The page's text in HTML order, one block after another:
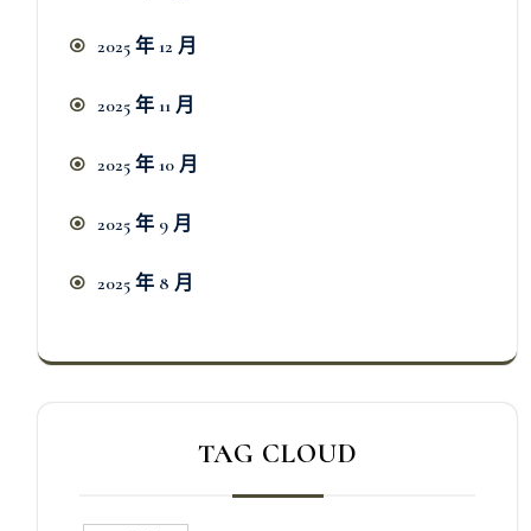
2025 年 12 月
2025 年 11 月
2025 年 10 月
2025 年 9 月
2025 年 8 月
TAG CLOUD